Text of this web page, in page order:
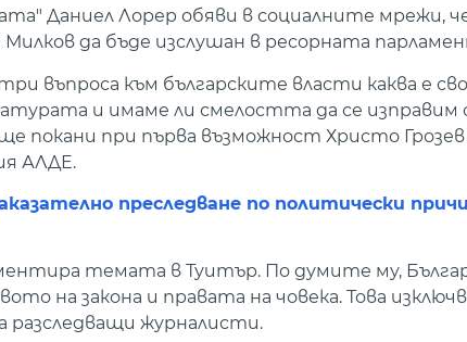
Даниел Лорер обяви в социалните мрежи,
да бъде изслушан в ресорната
въпроса към българските власти каква е
и имаме ли смелостта да се изправим
покани при първа възможност Христо Грозев
АЛДЕ.
преследване по политически
темата в Туитър. По думите му,
на закона и правата на човека. Това
разследващи журналисти.